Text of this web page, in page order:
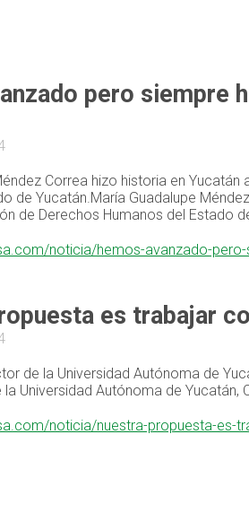
pero siempre
Correa hizo historia en
de Yucatán.María Guadalupe
de Derechos Humanos del Estado
noticia/hemos-avanzado-
es trabajar
de la Universidad Autónoma de
Universidad Autónoma de Yucatán,
noticia/nuestra-propuesta-es-